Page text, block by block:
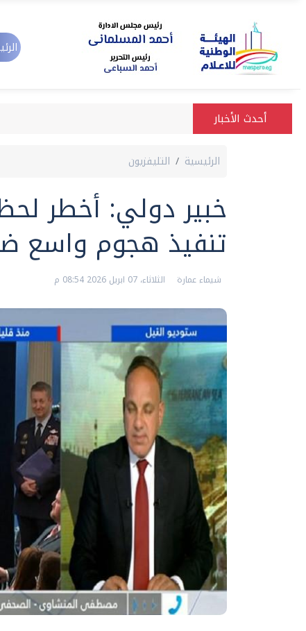
أحدث الأخبار
الرئيسية التليفزيون
خبير دولي: أخطر
تنفيذ هجوم واسع
شيماء عمارة الثلاثاء، 07 ابريل 2026 08:54 م